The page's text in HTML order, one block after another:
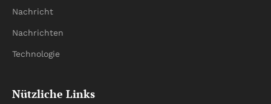
Nachricht
Nachrichten
Technologie
Nützliche Links